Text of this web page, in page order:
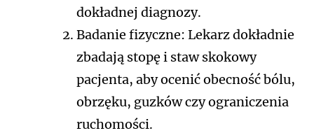
dokładnej diagnozy.
Badanie fizyczne: Lekarz dokładnie
zbadają stopę i staw skokowy
pacjenta, aby ocenić obecność bólu,
obrzęku, guzków czy ograniczenia
ruchomości.